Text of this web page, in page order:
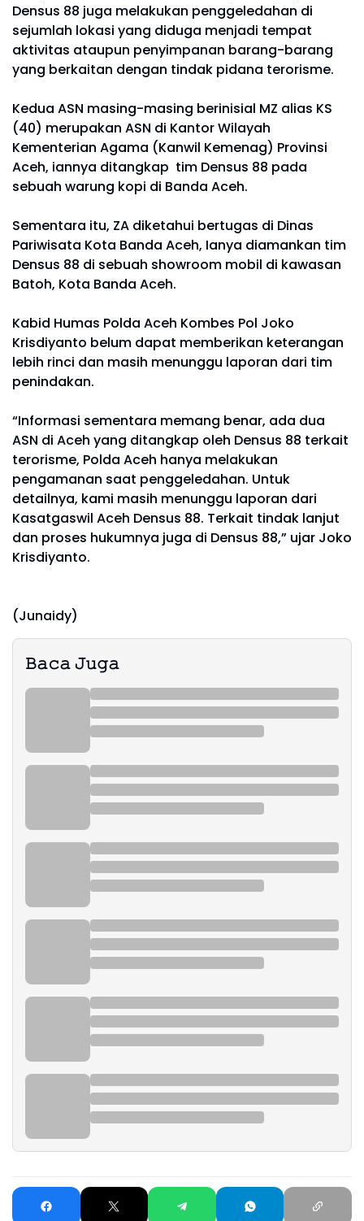
Densus 88 juga melakukan penggeledahan di
sejumlah lokasi yang diduga menjadi tempat
aktivitas ataupun penyimpanan barang-barang
yang berkaitan dengan tindak pidana terorisme.
Kedua ASN masing-masing berinisial MZ alias KS
(40) merupakan ASN di Kantor Wilayah
Kementerian Agama (Kanwil Kemenag) Provinsi
Aceh, iannya ditangkap tim Densus 88 pada
sebuah warung kopi di Banda Aceh.
Sementara itu, ZA diketahui bertugas di Dinas
Pariwisata Kota Banda Aceh, Ianya diamankan tim
Densus 88 di sebuah showroom mobil di kawasan
Batoh, Kota Banda Aceh.
Kabid Humas Polda Aceh Kombes Pol Joko
Krisdiyanto belum dapat memberikan keterangan
lebih rinci dan masih menunggu laporan dari tim
penindakan.
“Informasi sementara memang benar, ada dua
ASN di Aceh yang ditangkap oleh Densus 88 terkait
terorisme, Polda Aceh hanya melakukan
pengamanan saat penggeledahan. Untuk
detailnya, kami masih menunggu laporan dari
Kasatgaswil Aceh Densus 88. Terkait tindak lanjut
dan proses hukumnya juga di Densus 88,” ujar Joko
Krisdiyanto.
(Junaidy)
𝙱𝚊𝚌𝚊 𝙹𝚞𝚐𝚊